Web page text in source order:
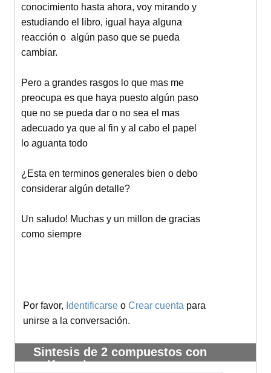
conocimiento hasta ahora, voy mirando y
estudiando el libro, igual haya alguna
reacción o algún paso que se pueda
cambiar.
Pero a grandes rasgos lo que mas me
preocupa es que haya puesto algún paso
que no se pueda dar o no sea el mas
adecuado ya que al fin y al cabo el papel
lo aguanta todo
¿Esta en terminos generales bien o debo
considerar algún detalle?
Un saludo! Muchas y un millon de gracias
como siempre
Por favor, Identificarse o Crear cuenta para
unirse a la conversación.
Sintesis de 2 compuestos con
sulfonacion